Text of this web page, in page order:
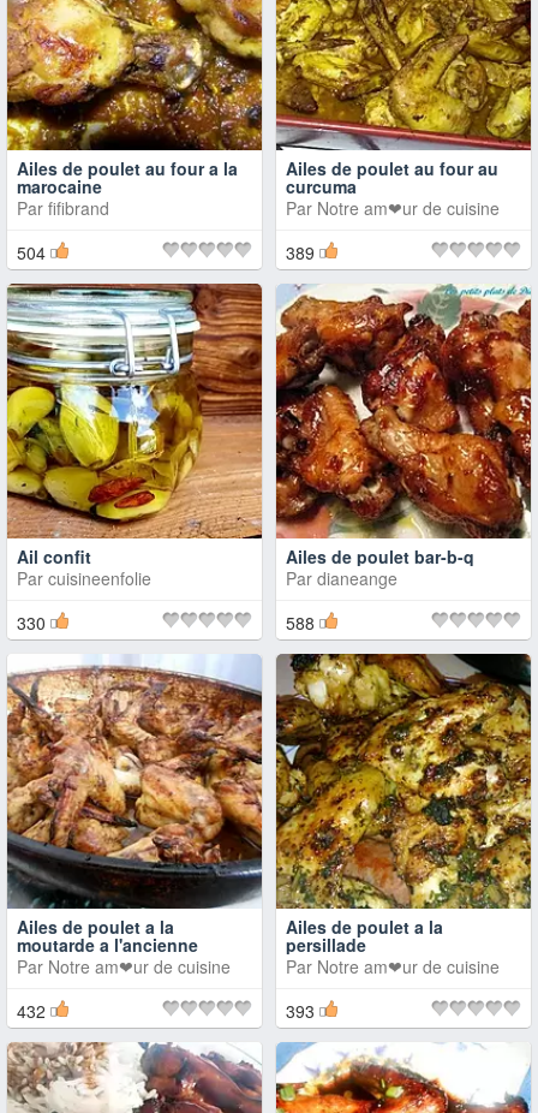
Ailes de poulet au four a la
marocaine
Par fifibrand
504
Ailes de poulet au four au
curcuma
Par Notre am❤ur de cuisine
389
Ail confit
Par cuisineenfolie
330
Ailes de poulet bar-b-q
Par dianeange
588
Ailes de poulet a la
moutarde a l'ancienne
Par Notre am❤ur de cuisine
432
Ailes de poulet a la
persillade
Par Notre am❤ur de cuisine
393